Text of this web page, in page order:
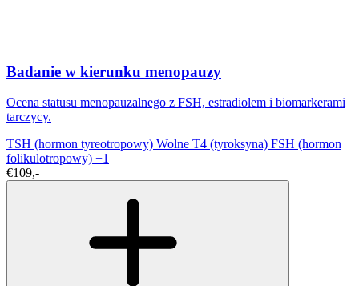
Badanie w kierunku menopauzy
Ocena statusu menopauzalnego z FSH, estradiolem i biomarkerami
tarczycy.
TSH (hormon tyreotropowy) Wolne T4 (tyroksyna) FSH (hormon
folikulotropowy) +1
€109,-